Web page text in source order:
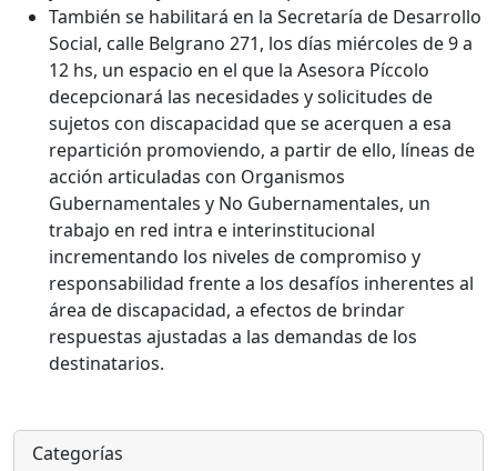
También se habilitará en la Secretaría de Desarrollo
Social, calle Belgrano 271, los días miércoles de 9 a
12 hs, un espacio en el que la Asesora Píccolo
decepcionará las necesidades y solicitudes de
sujetos con discapacidad que se acerquen a esa
repartición promoviendo, a partir de ello, líneas de
acción articuladas con Organismos
Gubernamentales y No Gubernamentales, un
trabajo en red intra e interinstitucional
incrementando los niveles de compromiso y
responsabilidad frente a los desafíos inherentes al
área de discapacidad, a efectos de brindar
respuestas ajustadas a las demandas de los
destinatarios.
Categorías